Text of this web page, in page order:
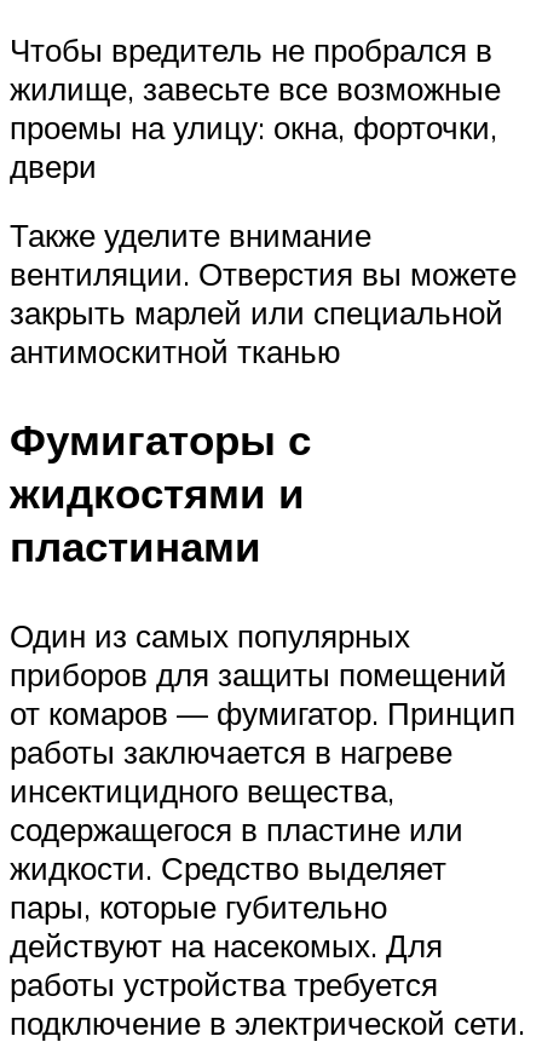
Чтобы вредитель не пробрался в
жилище, завесьте все возможные
проемы на улицу: окна, форточки,
двери
Также уделите внимание
вентиляции. Отверстия вы можете
закрыть марлей или специальной
антимоскитной тканью
Фумигаторы с
жидкостями и
пластинами
Один из самых популярных
приборов для защиты помещений
от комаров — фумигатор. Принцип
работы заключается в нагреве
инсектицидного вещества,
содержащегося в пластине или
жидкости. Средство выделяет
пары, которые губительно
действуют на насекомых. Для
работы устройства требуется
подключение в электрической сети.